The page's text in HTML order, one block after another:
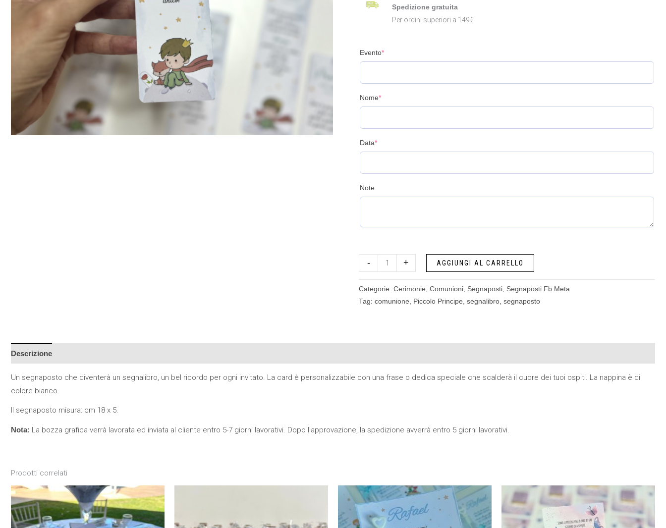
Spedizione gratuita
Per ordini superiori a 149€
Evento*
Nome*
Data*
Note
- + AGGIUNGI AL CARRELLO
Categorie: Cerimonie, Comunioni, Segnaposti, Segnaposti Fb Meta
Tag: comunione, Piccolo Principe, segnalibro, segnaposto
Descrizione
Un segnaposto che diventerà un segnalibro, un bel ricordo per ogni invitato. La card è personalizzabile con una frase o dedica speciale che scalderà il cuore dei tuoi ospiti. La nappina è di
colore bianco.
Il segnaposto misura: cm 18 x 5.
Nota: La bozza grafica verrà lavorata ed inviata al cliente entro 5-7 giorni lavorativi. Dopo l'approvazione, la spedizione avverrà entro 5 giorni lavorativi.
Prodotti correlati